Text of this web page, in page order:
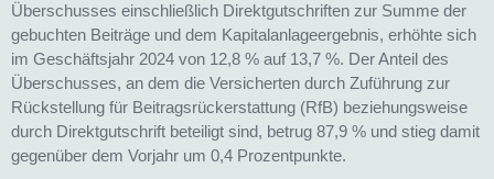
Überschusses einschließlich Direktgutschriften zur Summe der
gebuchten Beiträge und dem Kapitalanlageergebnis, erhöhte sich
im Geschäftsjahr 2024 von 12,8 % auf 13,7 %. Der Anteil des
Überschusses, an dem die Versicherten durch Zuführung zur
Rückstellung für Beitragsrückerstattung (RfB) beziehungsweise
durch Direktgutschrift beteiligt sind, betrug 87,9 % und stieg damit
gegenüber dem Vorjahr um 0,4 Prozentpunkte.